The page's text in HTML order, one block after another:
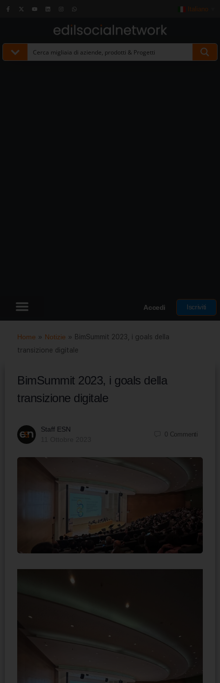
Italiano
Accedi Iscriviti
Home » Notizie » BimSummit 2023, i goals della
transizione digitale
BimSummit 2023, i goals della
transizione digitale
Staff ESN
0 Commenti